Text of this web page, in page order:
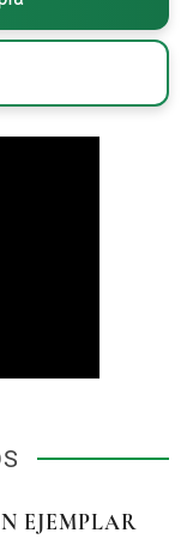
EJEMPLAR